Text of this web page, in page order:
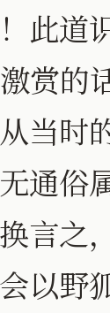
此道
赏的
时的
通俗
言之
以野